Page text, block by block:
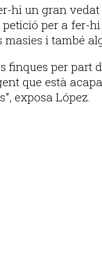
hi un gran
per a fer-
i també
per part
que està
exposa López.